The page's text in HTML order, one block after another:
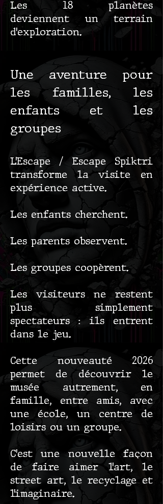
Les 18 planètes
deviennent un terrain
d’exploration.
Une aventure pour
les familles, les
enfants et les
groupes
L’Escape / Escape Spiktri
transforme la visite en
expérience active.
Les enfants cherchent.
Les parents observent.
Les groupes coopèrent.
Les visiteurs ne restent
plus simplement
spectateurs : ils entrent
dans le jeu.
Cette nouveauté 2026
permet de découvrir le
musée autrement, en
famille, entre amis, avec
une école, un centre de
loisirs ou un groupe.
C’est une nouvelle façon
de faire aimer l’art, le
street art, le recyclage et
l’imaginaire.